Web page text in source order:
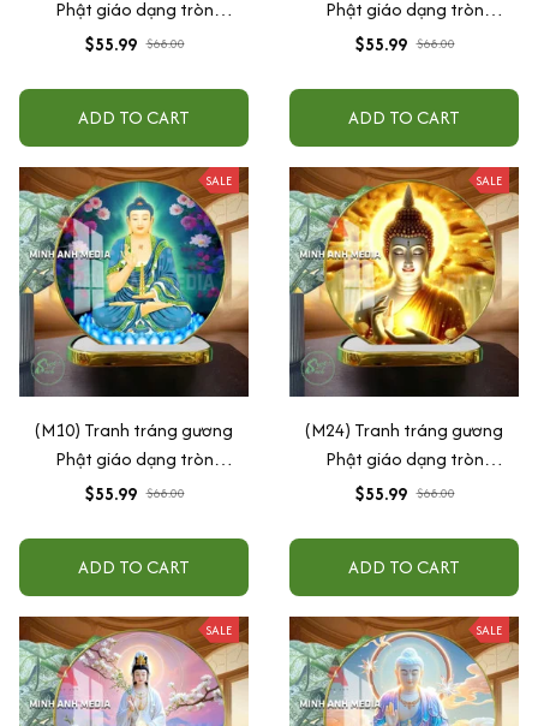
Phật giáo dạng tròn
30x30cm (Tặng đế để bàn)
$55.99 $68.00
ADD TO CART
Phật giáo dạng tròn
30x30cm (Tặng đế để bàn)
$55.99 $68.00
ADD TO CART
SALE
(M10) Tranh tráng gương
Phật giáo dạng tròn
30x30cm (Tặng đế để bàn)
$55.99 $68.00
ADD TO CART
SALE
(M24) Tranh tráng gương
Phật giáo dạng tròn
30x30cm (Tặng đế để bàn)
$55.99 $68.00
ADD TO CART
SALE SALE